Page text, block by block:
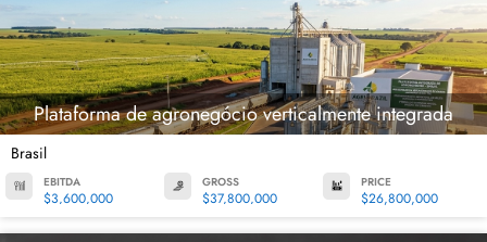
Plataforma de agronegócio verticalmente integrada
Brasil
EBITDA
$3,600,000
GROSS
$37,800,000
PRICE
$26,800,000